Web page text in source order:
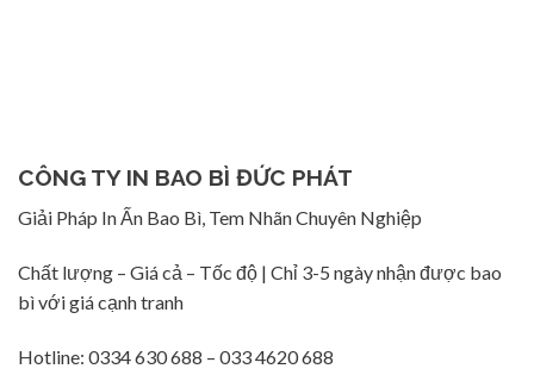
CÔNG TY IN BAO BÌ ĐỨC PHÁT
Giải Pháp In Ấn Bao Bì, Tem Nhãn Chuyên Nghiệp
Chất lượng – Giá cả – Tốc độ | Chỉ 3-5 ngày nhận được bao
bì với giá cạnh tranh
Hotline: 0334 630 688 – 033 4620 688